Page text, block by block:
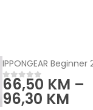
0od 5
66,50 KM –
96,30 KM